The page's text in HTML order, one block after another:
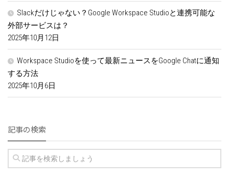
Slackだけじゃない？Google Workspace Studioと連携可能な
外部サービスは？
2025年10月12日
Workspace Studioを使って最新ニュースをGoogle Chatに通知
する方法
2025年10月6日
記事の検索